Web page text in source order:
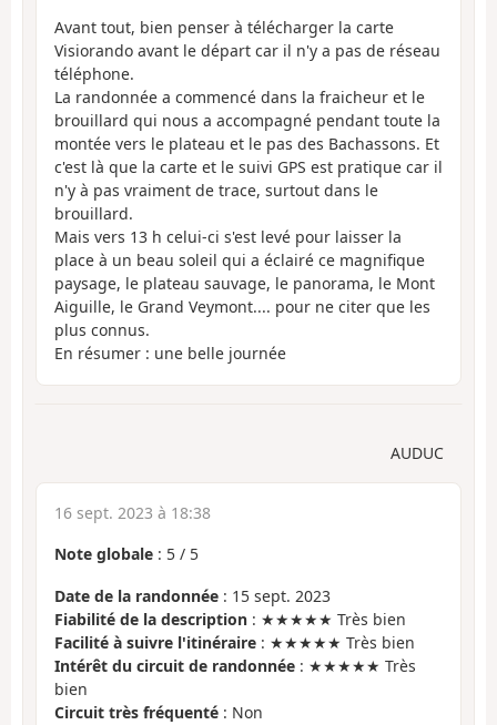
Avant tout, bien penser à télécharger la carte
Visiorando avant le départ car il n'y a pas de réseau
téléphone.
La randonnée a commencé dans la fraicheur et le
brouillard qui nous a accompagné pendant toute la
montée vers le plateau et le pas des Bachassons. Et
c'est là que la carte et le suivi GPS est pratique car il
n'y à pas vraiment de trace, surtout dans le
brouillard.
Mais vers 13 h celui-ci s'est levé pour laisser la
place à un beau soleil qui a éclairé ce magnifique
paysage, le plateau sauvage, le panorama, le Mont
Aiguille, le Grand Veymont.... pour ne citer que les
plus connus.
En résumer : une belle journée
AUDUC
16 sept. 2023 à 18:38
Note globale : 5 / 5
Date de la randonnée : 15 sept. 2023
Fiabilité de la description : ★★★★★ Très bien
Facilité à suivre l'itinéraire : ★★★★★ Très bien
Intérêt du circuit de randonnée : ★★★★★ Très
bien
Circuit très fréquenté : Non